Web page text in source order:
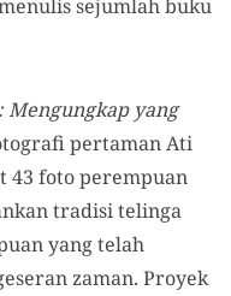
sejumlah buku
Mengungkap yang
pertaman Ati
43 foto perempuan
tradisi telinga
yang telah
zaman. Proyek